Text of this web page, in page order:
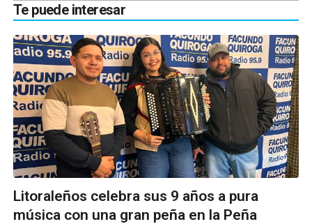
Te puede interesar
Litoraleños celebra sus 9 años a pura
música con una gran peña en la Peña